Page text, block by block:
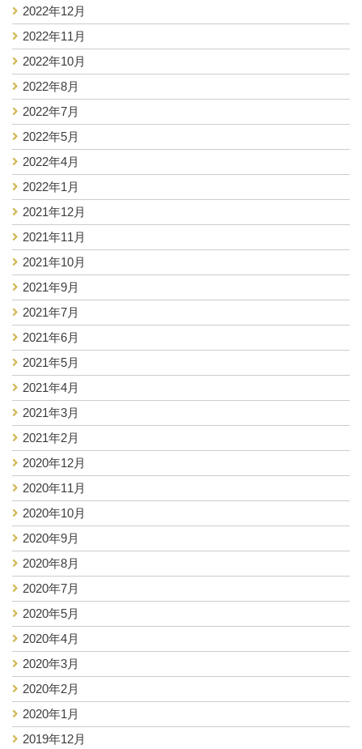
2022年12月
2022年11月
2022年10月
2022年8月
2022年7月
2022年5月
2022年4月
2022年1月
2021年12月
2021年11月
2021年10月
2021年9月
2021年7月
2021年6月
2021年5月
2021年4月
2021年3月
2021年2月
2020年12月
2020年11月
2020年10月
2020年9月
2020年8月
2020年7月
2020年5月
2020年4月
2020年3月
2020年2月
2020年1月
2019年12月